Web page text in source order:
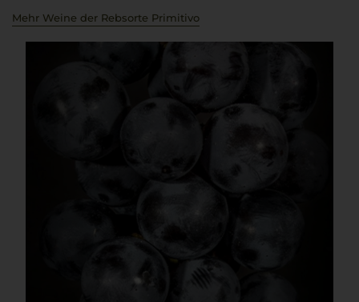
Mehr Weine der Rebsorte Primitivo